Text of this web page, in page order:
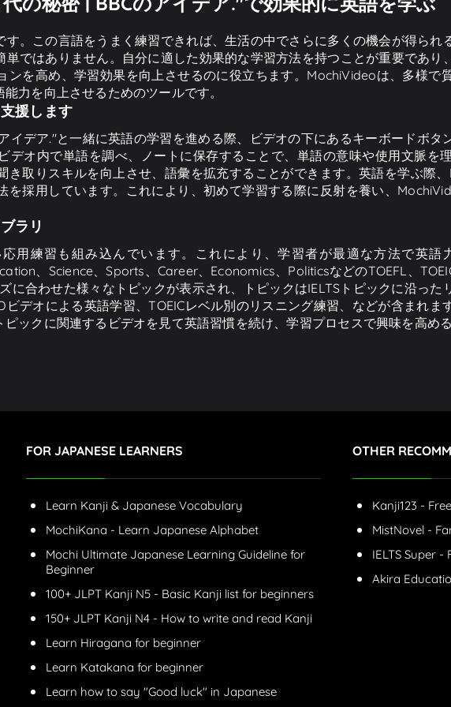
。この言語をうまく練習できれば、生活の中でさらに多くの機会が得られ
ではありません。自分に適した効果的な学習方法を持つことが重要であ
を高め、学習効果を向上させるのに役立ちます。MochiVideoは、多様で
力を向上させるためのツールです。
援します
イデア."と一緒に英語の学習を進める際、ビデオの下にあるキーボードボタ
オ内で単語を調べ、ノートに保存することで、単語の意味や使用文脈を
き取りスキルを向上させ、語彙を拡充することができます。英語を学ぶ際
採用しています。これにより、初めて学習する際に反射を養い、
ラリ
用練習も組み込んでいます。これにより、学習者が最適な方法で英語
、Science、Sports、Career、Economics、PoliticsなどのTOEFL、
に合わせた様々なトピックが表示され、トピックはIELTSトピックに沿った
デオによる英語学習、TOEICレベル別のリスニング練習、などが含まれま
ックに関連するビデオを見て英語習慣を続け、学習プロセスで興味を高める
FOR JAPANESE LEARNERS
Learn Kanji & Japanese Vocabulary
MochiKana - Learn Japanese Alphabet
Mochi Ultimate Japanese Learning Guideline for
Beginner
100+ JLPT Kanji N5 - Basic Kanji list for beginners
150+ JLPT Kanji N4 - How to write and read Kanji
Learn Hiragana for beginner
Learn Katakana for beginner
Learn how to say "Good luck" in Japanese
OTHER
Kanji123 -
MistNovel -
IELTS Super -
Akira